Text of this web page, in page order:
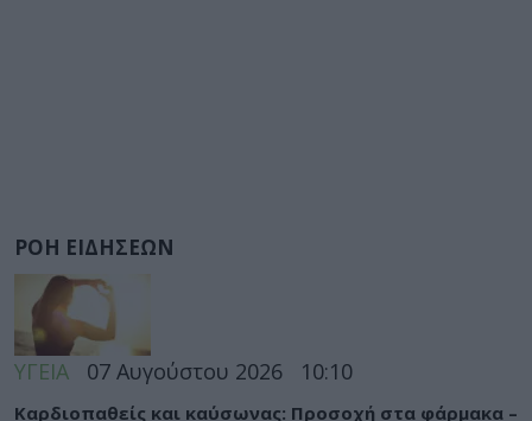
ΡΟΗ ΕΙΔΗΣΕΩΝ
ΥΓΕΙΑ 07 Αυγούστου 2026 10:10
Καρδιοπαθείς και καύσωνας: Προσοχή στα φάρμακα –